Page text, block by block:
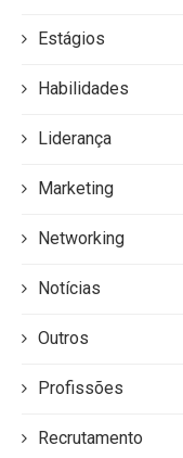
Estágios
Habilidades
Liderança
Marketing
Networking
Notícias
Outros
Profissões
Recrutamento